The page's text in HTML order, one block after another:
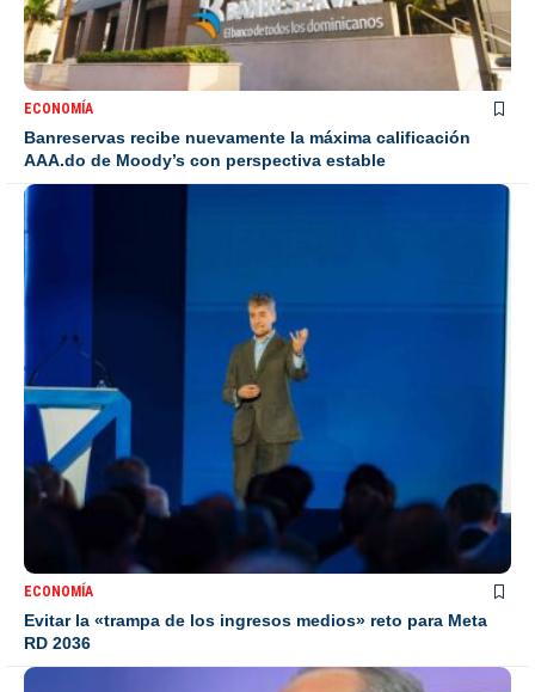
ECONOMÍA
Banreservas recibe nuevamente la máxima calificación
AAA.do de Moody’s con perspectiva estable
ECONOMÍA
Evitar la «trampa de los ingresos medios» reto para Meta
RD 2036